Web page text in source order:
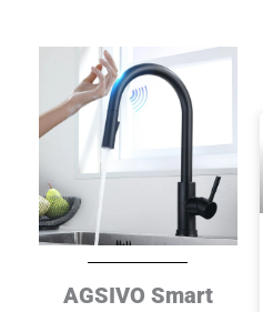
AGSIVO Smart